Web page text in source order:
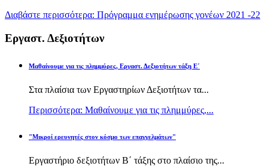
Διαβάστε περισσότερα: Πρόγραμμα ενημέρωσης γονέων 2021 -22
Εργαστ. Δεξιοτήτων
Μαθαίνουμε για τις πλημμύρες, Εργαστ. Δεξιοτήτων τάξη Ε΄
Στα πλαίσια των Εργαστηρίων Δεξιοτήτων τα...
Περισσότερα: Μαθαίνουμε για τις πλημμύρες,...
"Μικροί ερευνητές στον κόσμο των επαγγελμάτων"
Εργαστήριο δεξιοτήτων Β΄ τάξης στο πλαίσιο της...